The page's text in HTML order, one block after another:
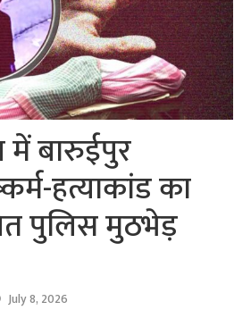
में बारुईपुर
हत्याकांड का
पुलिस मुठभेड़
July 8, 2026